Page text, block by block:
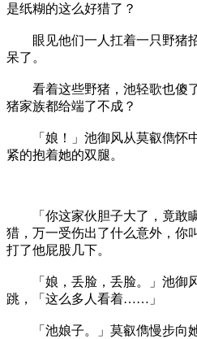
是纸糊的这么好猎了？
眼见他们一人扛着一只野猪
呆了。
看着这些野猪，池轻歌也傻
猪家族都给端了不成？
「娘！」池御风从莫叡儁怀
紧的抱着她的双腿。
「你这家伙胆子大了，竟敢
猎，万一受伤出了什么意外，你
打了他屁股几下。
「娘，丢脸，丢脸。」池御风
跳，「这么多人看着……」
「池娘子。」莫叡儁慢步向她